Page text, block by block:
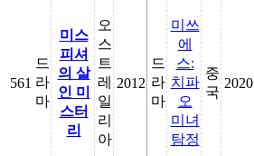
561
드
라
마
미스
피셔
의 살
인 미
스터
리
오
스
트
레
일
리
아
2012
드
라
마
미쓰
에
스:
치파
오
미녀
탐정
중
국
2020